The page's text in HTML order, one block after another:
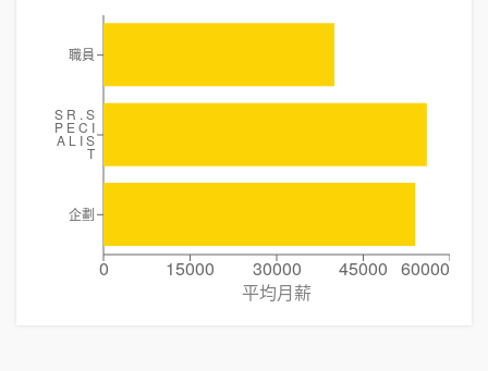
0 15000 30000 45000 60000
平均月薪
職員
S R . S
P E C I
A L I S
T
企劃